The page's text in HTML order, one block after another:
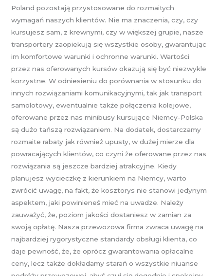
Poland pozostają przystosowane do rozmaitych
wymagań naszych klientów. Nie ma znaczenia, czy, czy
kursujesz sam, z krewnymi, czy w większej grupie, nasze
transportery zaopiekują się wszystkie osoby, gwarantując
im komfortowe warunki i ochronne warunki. Wartości
przez nas oferowanych kursów okazują się być niezwykle
korzystne. W odniesieniu do porównania w stosunku do
innych rozwiązaniami komunikacyjnymi, tak jak transport
samolotowy, ewentualnie także połączenia kolejowe,
oferowane przez nas minibusy kursujące Niemcy-Polska
są dużo tańszą rozwiązaniem. Na dodatek, dostarczamy
rozmaite rabaty jak również upusty, w dużej mierze dla
powracających klientów, co czyni że oferowane przez nas
rozwiązania są jeszcze bardziej atrakcyjne. Kiedy
planujesz wycieczkę z kierunkiem na Niemcy, warto
zwrócić uwagę, na fakt, że kosztorys nie stanowi jedynym
aspektem, jaki powinieneś mieć na uwadze. Należy
zauważyć, że, poziom jakości dostaniesz w zamian za
swoją opłatę. Nasza przewozowa firma zwraca uwagę na
najbardziej rygorystyczne standardy obsługi klienta, co
daje pewność, że, że oprócz gwarantowania opłacalne
ceny, lecz także dokładamy starań o wszystkie niuanse